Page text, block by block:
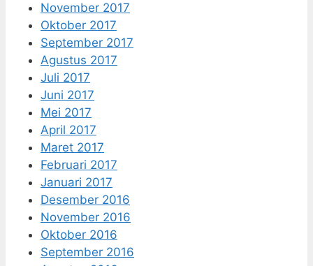
November 2017
Oktober 2017
September 2017
Agustus 2017
Juli 2017
Juni 2017
Mei 2017
April 2017
Maret 2017
Februari 2017
Januari 2017
Desember 2016
November 2016
Oktober 2016
September 2016